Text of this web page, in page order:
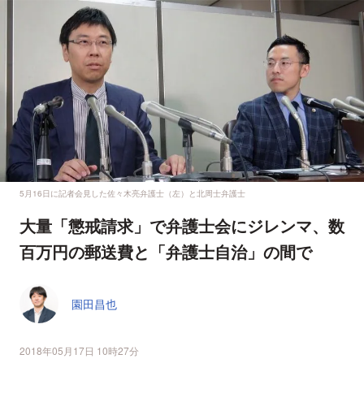
5月16日に記者会見した佐々木亮弁護士（左）と北周士弁護士
大量「懲戒請求」で弁護士会にジレンマ、数
百万円の郵送費と「弁護士自治」の間で
園田昌也
2018年05月17日 10時27分